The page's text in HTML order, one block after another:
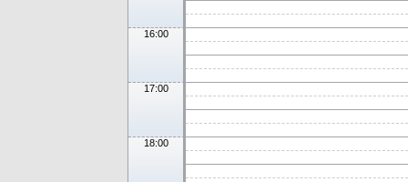
16:00
17:00
18:00